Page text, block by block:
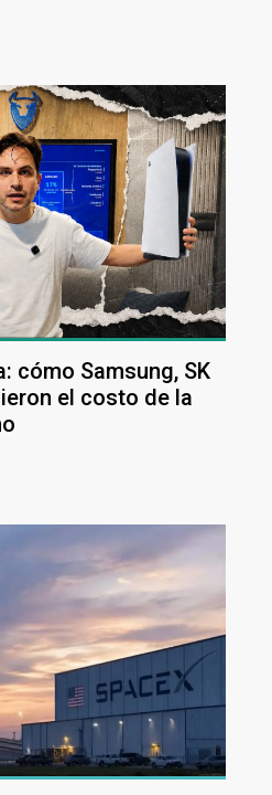
cómo Samsung, SK
el costo de la